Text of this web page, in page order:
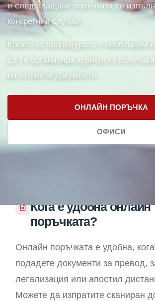
и след плащане поръчката се
конкретния случай.
Когато за процедурата е необходим
да се организира куриерско
на готовите документи.
ОНЛАЙН ПОРЪЧКА
ОФИСИ
Кога е удобна онлайн
поръчката?
Онлайн поръчката е удобна,
подадете документи за превод,
легализация или апостил
Можете да изпратите сканиран